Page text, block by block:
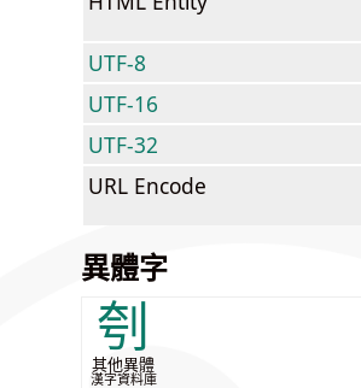
UTF-8
UTF-16
UTF-32
URL Encode
異體字
刳
其他異體
漢字資料庫